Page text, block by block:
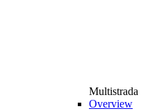
Multistrada
Overview